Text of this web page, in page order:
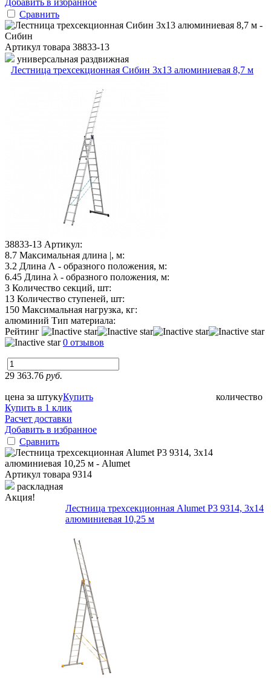
Сравнить
Артикул товара 38833-13
универсальная раздвижная
Лестница трехсекционная Сибин 3х13 алюминиевая 8,7 м
38833-13 Артикул:
8.7 Максимальная длина |, м:
3.2 Длина Λ - образного положения, м:
6.45 Длина λ - образного положения, м:
3 Количество секций, шт:
13 Количество ступеней, шт:
150 Максимальная нагрузка, кг:
алюминий Тип материала:
Рейтинг
0 отзывов
29 363.76 руб.
цена за штуку количество
Купить
Купить в 1 клик
Расчет доставки
Добавить в избранное
Сравнить
Артикул товара 9314
раскладная
Акция!
Лестница трехсекционная Alumet P3 9314, 3х14
алюминиевая 10,25 м